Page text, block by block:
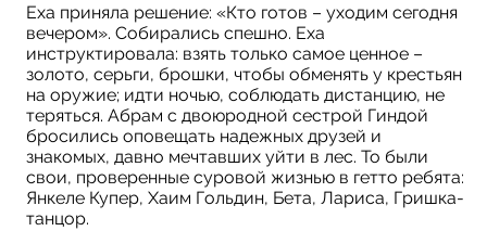
Еха приняла решение: «Кто готов – уходим сегодня
вечером». Собирались спешно. Еха
инструктировала: взять только самое ценное –
золото, серьги, брошки, чтобы обменять у крестьян
на оружие; идти ночью, соблюдать дистанцию, не
теряться. Абрам с двоюродной сестрой Гиндой
бросились оповещать надежных друзей и
знакомых, давно мечтавших уйти в лес. То были
свои, проверенные суровой жизнью в гетто ребята:
Янкеле Купер, Хаим Гольдин, Бета, Лариса, Гришка-
танцор.